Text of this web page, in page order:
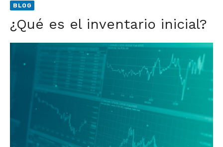
BLOG
¿Qué es el inventario inicial?